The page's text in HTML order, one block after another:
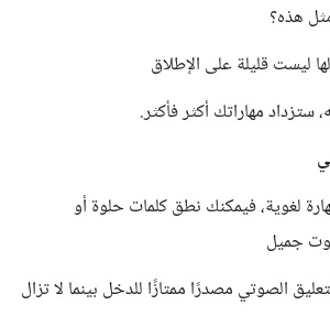
هذه؟
ليست قليلة على الإطلاق
مهاراتك أكثر فأكثر.
لغوية، فيمكنك نطق كلمات حلوة أو
جميل
الصوتي مصدرًا ممتازًا للدخل بينما لا تزال